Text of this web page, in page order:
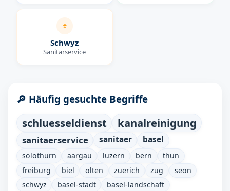
Schwyz
Sanitärservice
🔎 Häufig gesuchte Begriffe
schluesseldienst kanalreinigung
sanitaerservice sanitaer basel
solothurn aargau luzern bern
thun
freiburg
biel olten zuerich zug
seon
schwyz
basel-stadt
basel-landschaft